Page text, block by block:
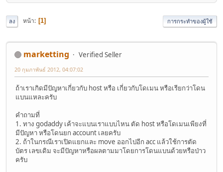
ลง หน้า 1 การกระทำของผู้ใช้
marketting Verified Seller
20 กุมภาพันธ์ 2012, 04:07:02
ถ้าเราเกิดมีปัญหาเกี่ยวกับ host หรือ เกี่ยวกับโดเมน หรือเรียกว่าโดน
แบนแหละครับ
คำถามที่
1. ทาง godaddy เค้าจะแบนเราแบบไหน ตัด host หรือโดเมนเพียงที่
มีปัญหา หรือโดนยก account เลยครับ
2. ถ้าในกรณีเราเปิดแยกและ move ออกไปอีก acc แล้วใช้การตัด
บัตร เลขเดิม จะมีปัญหาหรือผลตามมาโดยการโดนแบนด้วยหรือป่าว
ครับ